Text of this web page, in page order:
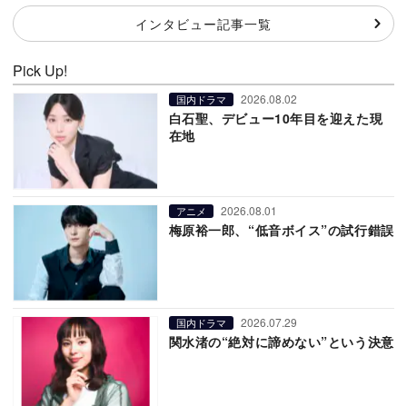
インタビュー記事一覧
Pick Up!
国内ドラマ 2026.08.02
白石聖、デビュー10年目を迎えた現
在地
アニメ 2026.08.01
梅原裕一郎、“低音ボイス”の試行錯誤
国内ドラマ 2026.07.29
関水渚の“絶対に諦めない”という決意